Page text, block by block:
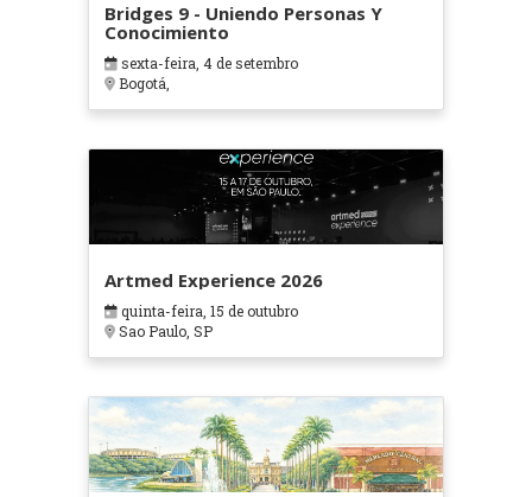
Bridges 9 - Uniendo Personas Y
Conocimiento
sexta-feira, 4 de setembro
Bogotá,
Artmed Experience 2026
quinta-feira, 15 de outubro
Sao Paulo, SP